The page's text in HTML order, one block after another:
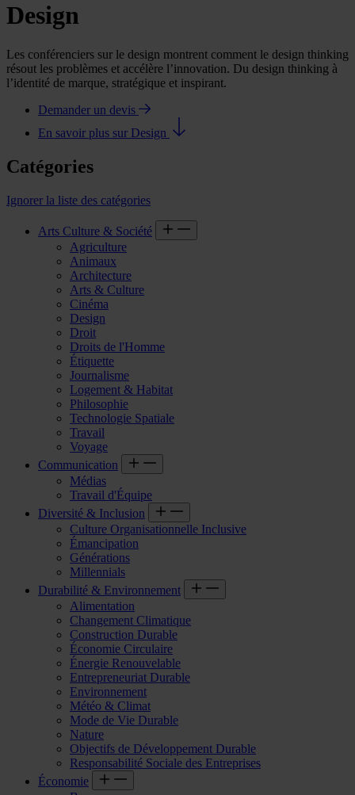
Design
Les conférenciers sur le design montrent comment le design thinking
résout les problèmes et accélère l’innovation. Du design thinking à
l’identité de marque, stratégique et inspirant.
Demander un devis
En savoir plus sur Design
Catégories
Ignorer la liste des catégories
Arts Culture & Société
Agriculture
Animaux
Architecture
Arts & Culture
Cinéma
Design
Droit
Droits de l'Homme
Étiquette
Journalisme
Logement & Habitat
Philosophie
Technologie Spatiale
Travail
Voyage
Communication
Médias
Travail d'Équipe
Diversité & Inclusion
Culture Organisationnelle Inclusive
Émancipation
Générations
Millennials
Durabilité & Environnement
Alimentation
Changement Climatique
Construction Durable
Économie Circulaire
Énergie Renouvelable
Entrepreneuriat Durable
Environnement
Météo & Climat
Mode de Vie Durable
Nature
Objectifs de Développement Durable
Responsabilité Sociale des Entreprises
Économie